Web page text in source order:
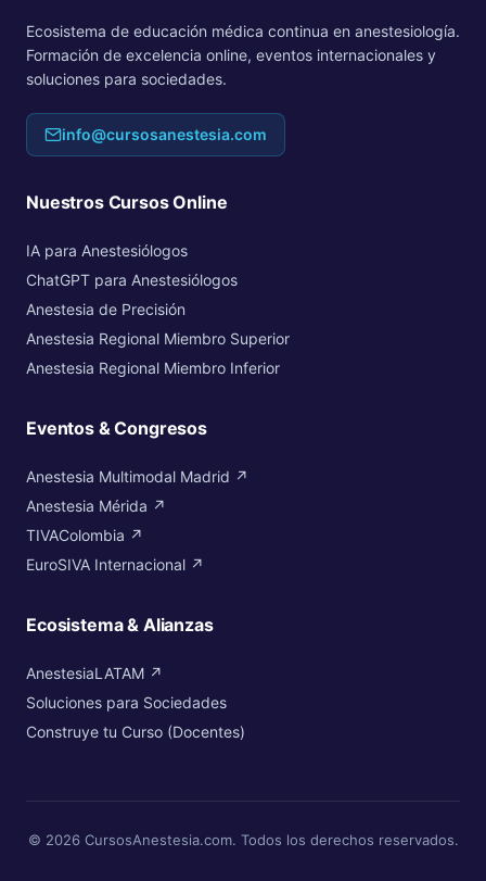
Ecosistema de educación médica continua en anestesiología.
Formación de excelencia online, eventos internacionales y
soluciones para sociedades.
info@cursosanestesia.com
Nuestros Cursos Online
IA para Anestesiólogos
ChatGPT para Anestesiólogos
Anestesia de Precisión
Anestesia Regional Miembro Superior
Anestesia Regional Miembro Inferior
Eventos & Congresos
Anestesia Multimodal Madrid ↗
Anestesia Mérida ↗
TIVAColombia ↗
EuroSIVA Internacional ↗
Ecosistema & Alianzas
AnestesiaLATAM ↗
Soluciones para Sociedades
Construye tu Curso (Docentes)
© 2026 CursosAnestesia.com. Todos los derechos reservados.